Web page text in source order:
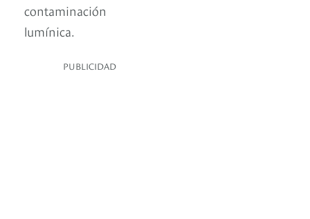
contaminación
lumínica.
PUBLICIDAD